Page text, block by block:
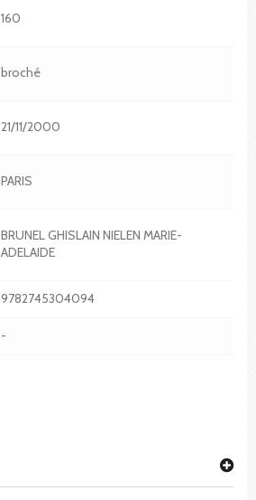
160
broché
21/11/2000
PARIS
BRUNEL GHISLAIN NIELEN MARIE-
ADELAIDE
9782745304094
-